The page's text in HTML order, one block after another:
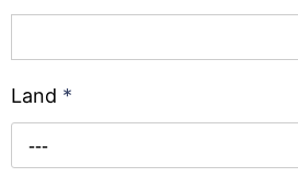
Land *
---